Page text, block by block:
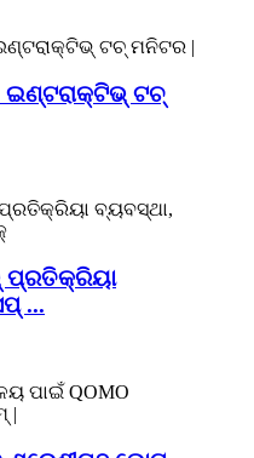
ଇଣ୍ଟରାକ୍ଟିଭ୍ ଟଚ୍
ପ୍ରତିକ୍ରିୟା
...